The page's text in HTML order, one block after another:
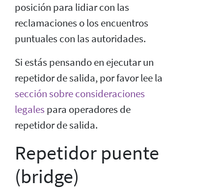
posición para lidiar con las
reclamaciones o los encuentros
puntuales con las autoridades.
Si estás pensando en ejecutar un
repetidor de salida, por favor lee la
sección sobre consideraciones
legales para operadores de
repetidor de salida.
Repetidor puente
(bridge)